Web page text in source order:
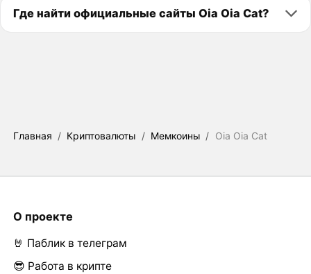
Где найти официальные сайты Oia Oia Cat?
Главная / Криптовалюты / Мемкоины / Oia Oia Cat
О проекте
🤘 Паблик в телеграм
😎 Работа в крипте